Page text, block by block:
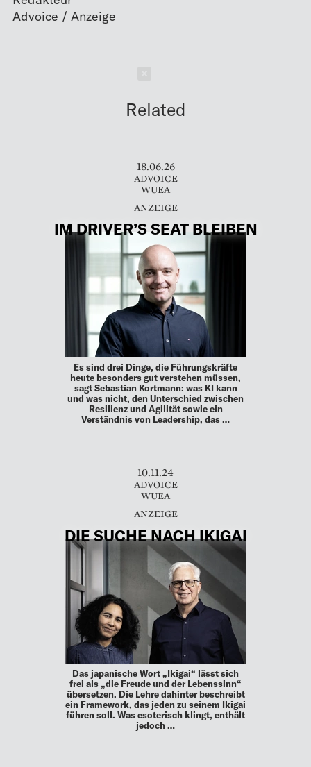
Related
18.06.26
ADVOICE
WUEA
IM DRIVER’S SEAT BLEIBEN
Es sind drei Dinge, die Führungskräfte
heute besonders gut verstehen müssen,
sagt Sebastian Kortmann: was KI kann
und was nicht, den Unterschied zwischen
Resilienz und Agilität sowie ein
Verständnis von Leadership, das …
10.11.24
ADVOICE
WUEA
DIE SUCHE NACH IKIGAI
Das japanische Wort „Ikigai“ lässt sich
frei als „die Freude und der Lebenssinn“
übersetzen. Die Lehre dahinter beschreibt
ein Framework, das jeden zu seinem Ikigai
führen soll. Was esoterisch klingt, enthält
jedoch …